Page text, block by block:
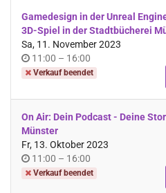
Gamedesign in der Unreal
3D-Spiel in der Stadtbücherei
Sa, 11. November 2023
Uhrzeit
11:00 – bis
16:00
Verkauf beendet
On Air: Dein Podcast - Deine
Münster
Fr, 13. Oktober 2023
Uhrzeit
11:00 – bis
16:00
Verkauf beendet